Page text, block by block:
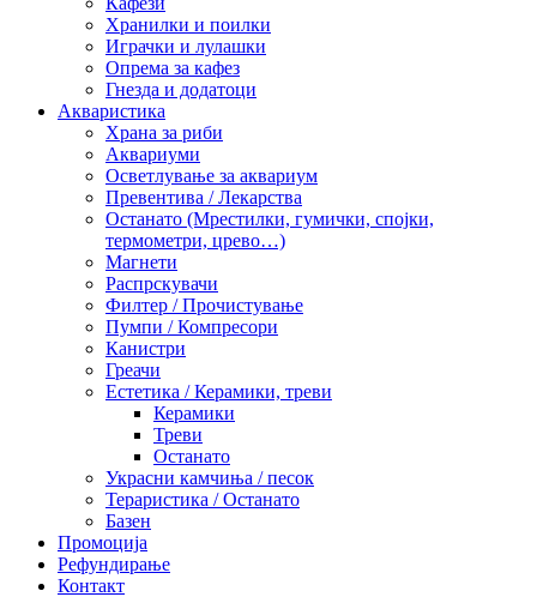
Хранилки и поилки
Играчки и лулашки
Опрема за кафез
Гнезда и додатоци
Акваристика
Храна за риби
Аквариуми
Осветлување за аквариум
Превентива / Лекарства
Останато (Мрестилки, гумички, спојки,
термометри, црево…)
Магнети
Распрскувачи
Филтер / Прочистување
Пумпи / Компресори
Канистри
Греачи
Естетика / Керамики, треви
Керамики
Треви
Останато
Украсни камчиња / песок
Тераристика / Останато
Базен
Промоција
Рефундирање
Контакт